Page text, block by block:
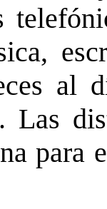
al
para